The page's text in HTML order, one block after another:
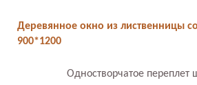
Деревянное окно из лиственницы
900*1200
Одностворчатое переплет